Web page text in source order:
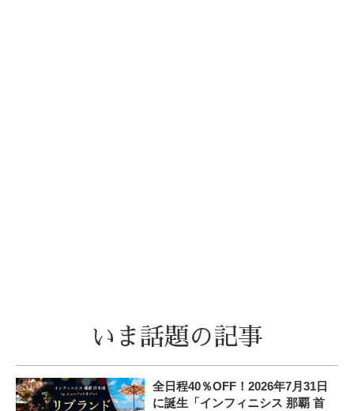
いま話題の記事
全日程40％OFF！2026年7月31日
に誕生「インフィニシス 那覇 首